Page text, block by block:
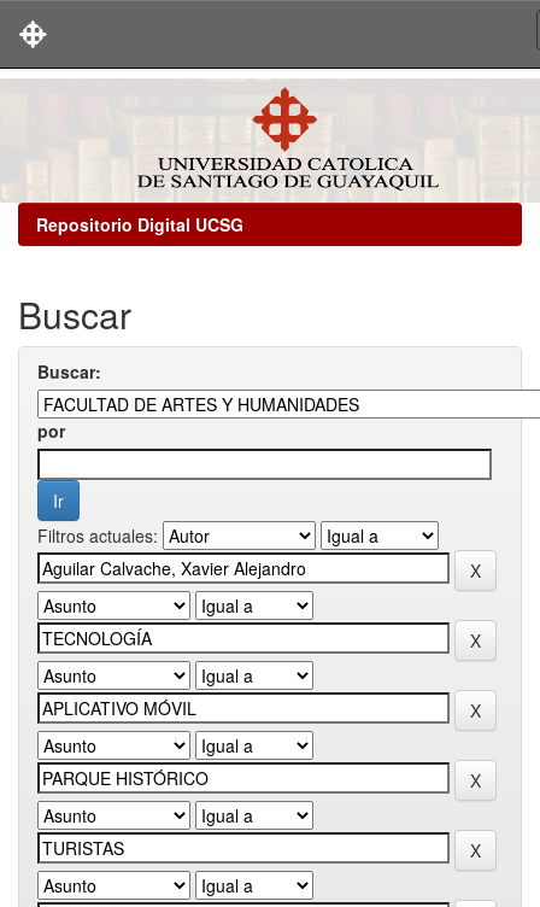
Repositorio Digital UCSG
Buscar
Buscar:
por
Filtros actuales: